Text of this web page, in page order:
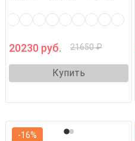
20230 руб. 21650 ₽
Купить
-16%